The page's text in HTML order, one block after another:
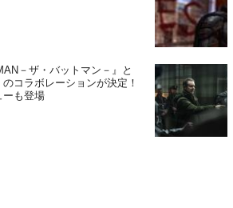
－ザ・バットマン－』と
のコラボレーションが決定！
ーも登場